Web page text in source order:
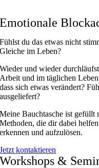
Emotionale
Fühlst du das etwas nicht
Gleiche im Leben?
Wieder und wieder
Arbeit und im täglichen
dass sich etwas verändert?
ausgeliefert?
Meine Bauchtasche ist gefüllt
Methoden, die dir dabei
erkennen und aufzulösen.
Jetzt kontaktieren
Workshops &